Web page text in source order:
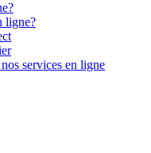
ligne?
services en ligne